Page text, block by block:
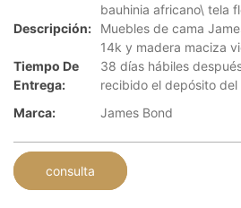
bauhinia africano\ tela
Descripción:
Muebles de cama
14k y madera maciza
Tiempo De
Entrega:
38 días hábiles
recibido el depósito del
Marca:
James Bond
consulta